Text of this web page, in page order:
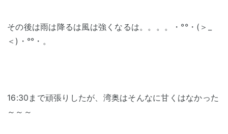
その後は雨は降るは風は強くなるは。。。。・°°・(＞_
＜)・°°・。
16:30まで頑張りしたが、湾奥はそんなに甘くはなかった
～～～